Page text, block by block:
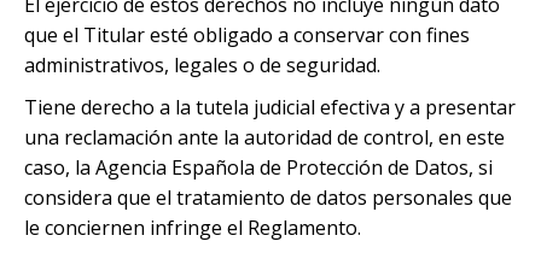
que el Titular esté obligado a conservar con fines
administrativos, legales o de seguridad.
Tiene derecho a la tutela judicial efectiva y a presentar
una reclamación ante la autoridad de control, en este
caso, la Agencia Española de Protección de Datos, si
considera que el tratamiento de datos personales que
le conciernen infringe el Reglamento.